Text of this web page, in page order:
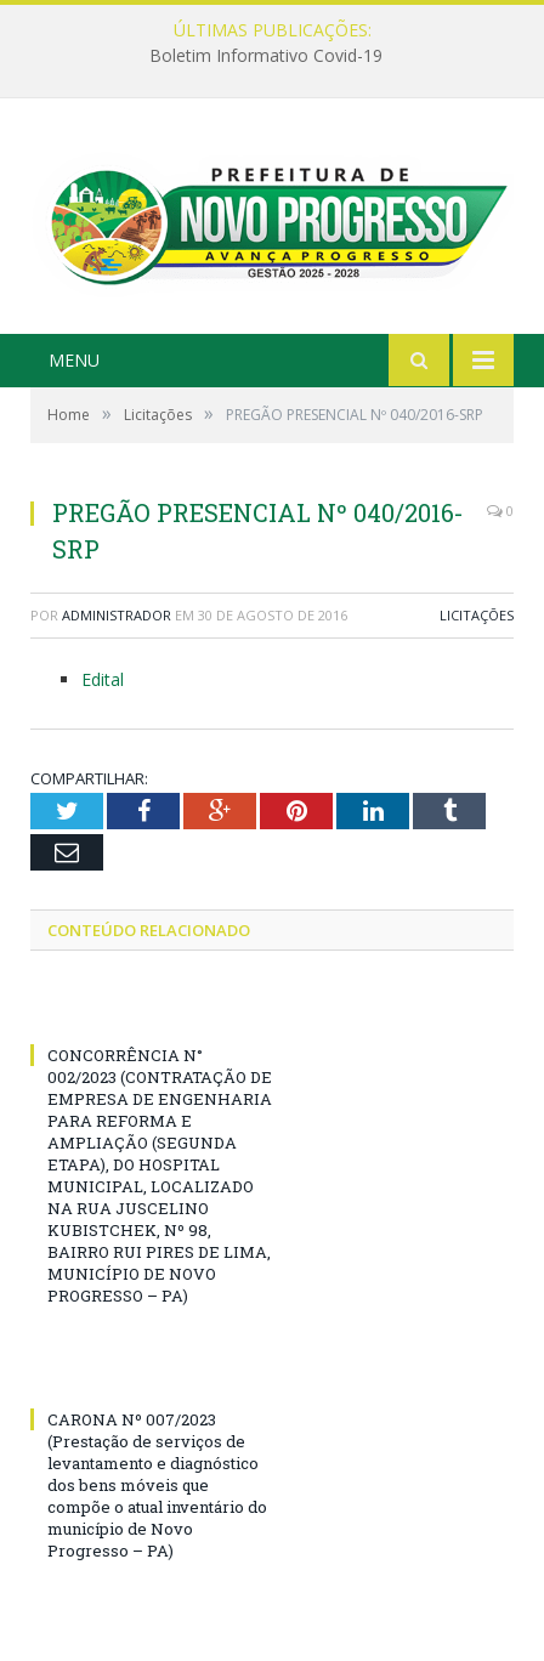
ÚLTIMAS PUBLICAÇÕES:
Boletim Informativo Covid-19
MENU
Home » Licitações » PREGÃO PRESENCIAL Nº 040/2016-SRP
PREGÃO PRESENCIAL Nº 040/2016-
SRP
0
POR ADMINISTRADOR EM 30 DE AGOSTO DE 2016 LICITAÇÕES
Edital
COMPARTILHAR:
TwitterFacebookGoogle+PinterestLinkedInTumblr
Email
CONTEÚDO RELACIONADO
CONCORRÊNCIA N°
002/2023 (CONTRATAÇÃO DE
EMPRESA DE ENGENHARIA
PARA REFORMA E
AMPLIAÇÃO (SEGUNDA
ETAPA), DO HOSPITAL
MUNICIPAL, LOCALIZADO
NA RUA JUSCELINO
KUBISTCHEK, Nº 98,
BAIRRO RUI PIRES DE LIMA,
MUNICÍPIO DE NOVO
PROGRESSO – PA)
CARONA Nº 007/2023
(Prestação de serviços de
levantamento e diagnóstico
dos bens móveis que
compõe o atual inventário do
município de Novo
Progresso – PA)